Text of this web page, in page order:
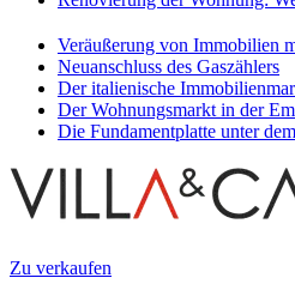
Veräußerung von Immobilien
Neuanschluss des Gaszählers
Der italienische
Der Wohnungsmarkt in der
Die Fundamentplatte unter
Zu verkaufen